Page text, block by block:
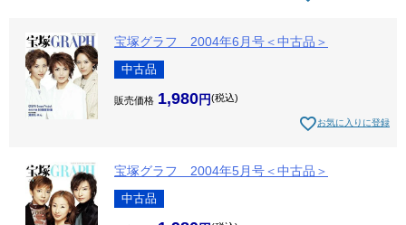
宝塚グラフ 2004年6月号＜中古品＞
中古品
販売価格 1,980 税込
お気に入りに登録
宝塚グラフ 2004年5月号＜中古品＞
中古品